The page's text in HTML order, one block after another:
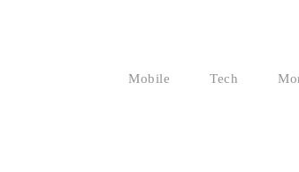
Mobile Tech